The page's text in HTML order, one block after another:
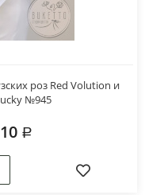
роз Red Volution и
№945